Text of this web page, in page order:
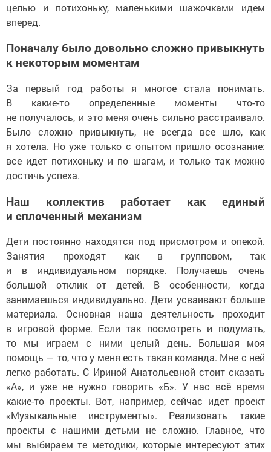
целью и потихоньку, маленькими шажочками идем
вперед.
Поначалу было довольно сложно привыкнуть
к некоторым моментам
За первый год работы я многое стала понимать.
В какие-то определенные моменты что-то
не получалось, и это меня очень сильно расстраивало.
Было сложно привыкнуть, не всегда все шло, как
я хотела. Но уже только с опытом пришло осознание:
все идет потихоньку и по шагам, и только так можно
достичь успеха.
Наш коллектив работает как единый
и сплоченный механизм
Дети постоянно находятся под присмотром и опекой.
Занятия проходят как в групповом, так
и в индивидуальном порядке. Получаешь очень
большой отклик от детей. В особенности, когда
занимаешься индивидуально. Дети усваивают больше
материала. Основная наша деятельность проходит
в игровой форме. Если так посмотреть и подумать,
то мы играем с ними целый день. Большая моя
помощь — то, что у меня есть такая команда. Мне с ней
легко работать. С Ириной Анатольевной стоит сказать
«А», и уже не нужно говорить «Б». У нас всё время
какие-то проекты. Вот, например, сейчас идет проект
«Музыкальные инструменты». Реализовать такие
проекты с нашими детьми не сложно. Главное, что
мы выбираем те методики, которые интересуют этих